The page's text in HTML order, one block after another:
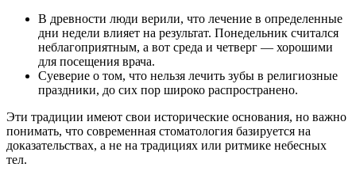
В древности люди верили, что лечение в определенные
дни недели влияет на результат. Понедельник считался
неблагоприятным, а вот среда и четверг — хорошими
для посещения врача.
Суеверие о том, что нельзя лечить зубы в религиозные
праздники, до сих пор широко распространено.
Эти традиции имеют свои исторические основания, но важно
понимать, что современная стоматология базируется на
доказательствах, а не на традициях или ритмике небесных
тел.